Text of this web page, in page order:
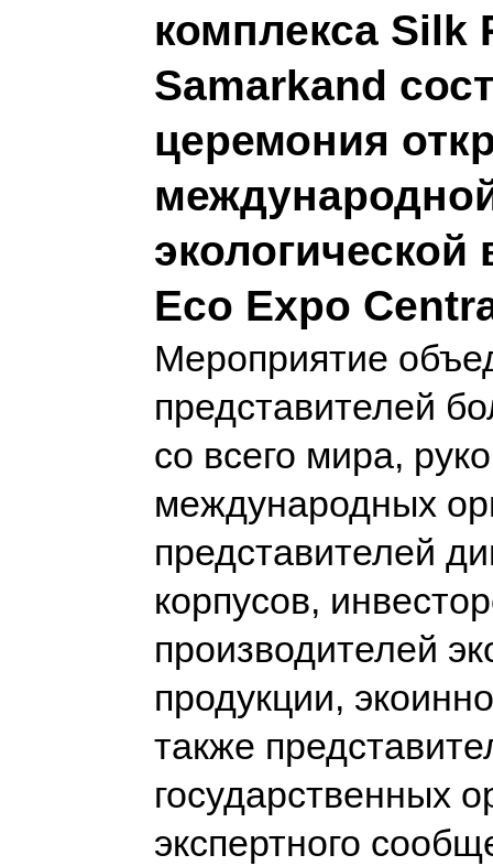
комплекса Silk
Samarkand
церемония
экологической
Eco Expo
Мероприятие
представителей
со всего мира,
международных
представителей
корпусов,
производителей
продукции,
также
государственных
экспертного